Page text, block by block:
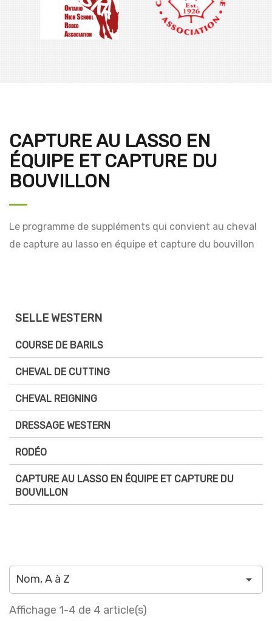
CAPTURE AU LASSO EN
ÉQUIPE ET CAPTURE DU
BOUVILLON
Le programme de suppléments qui convient au cheval
de capture au lasso en équipe et capture du bouvillon
SELLE WESTERN
COURSE DE BARILS
CHEVAL DE CUTTING
CHEVAL REIGNING
DRESSAGE WESTERN
RODÉO
CAPTURE AU LASSO EN ÉQUIPE ET CAPTURE DU
BOUVILLON
Nom, A à Z 
Affichage 1-4 de 4 article(s)